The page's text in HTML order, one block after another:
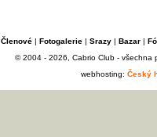
Členové| Fotogalerie| Srazy| Bazar|
© 2004 - 2026, Cabrio Club - všechna
webhosting: Český